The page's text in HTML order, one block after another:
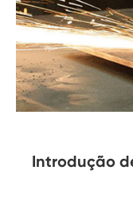
Introdução